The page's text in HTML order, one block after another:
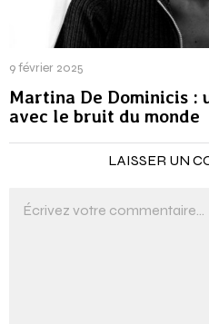
9 février 2025
Martina De Dominicis :
avec le bruit du monde
LAISSER UN